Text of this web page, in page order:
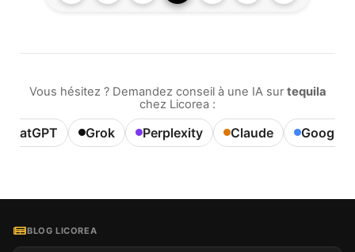
Vous hésitez ? Demandez conseil à une IA sur tequila
chez Licorea :
ChatGPT Grok Perplexity Claude Google
BLOG LICOREA